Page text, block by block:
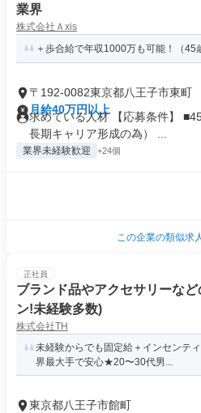
業界
株式会社Ａxis
＋歩合給で年収1000万も可能！（45
〒192-0082東京都八王子市東町
月給40万円以上
求めている人材 【応募条件】
長期キャリア形成の為） ...
業界未経験歓迎 +24個
この企業の類似求
正社員
ブランド品やアクセサリーな
ン!未経験多数)
株式会社TH
未経験からでも固定給＋インセンテ
界最大手で安心★20〜30代男...
東京都八王子市館町